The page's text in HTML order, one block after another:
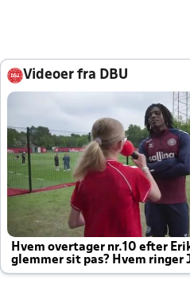
Videoer fra DBU
Hvem overtager nr.10 efter
glemmer sit pas? Hvem ringer
altid til efter kampe?